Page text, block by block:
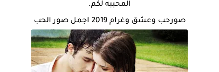
المحببه لكم.
صورحب وعشق وغرام 2019 اجمل صور الحب